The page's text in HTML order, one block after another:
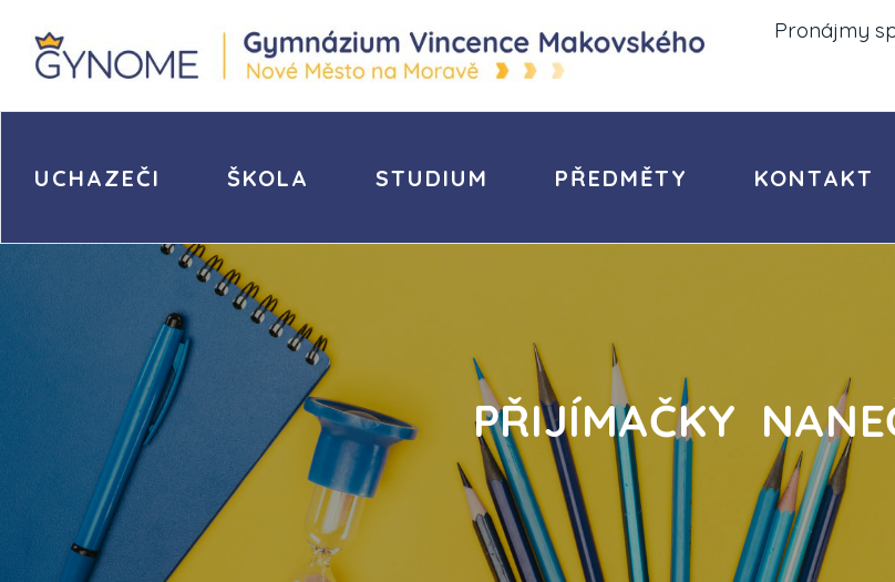
Pronájmy
UCHAZEČI ŠKOLA STUDIUM PŘEDMĚTY KONTAKT
PŘIJÍMAČKY